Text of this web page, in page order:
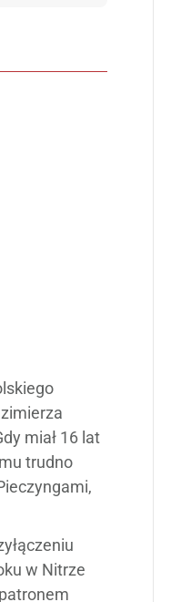
miał 16 lat
trudno
w Nitrze